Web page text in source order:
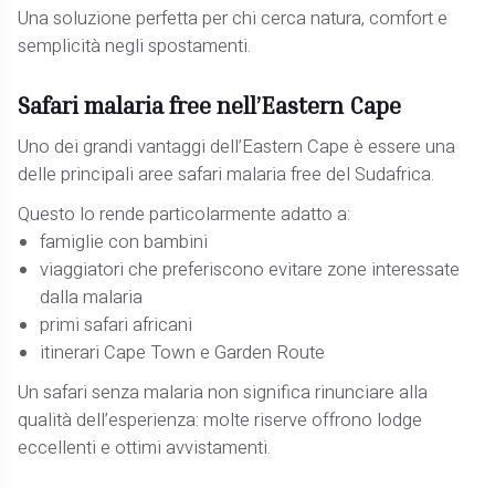
Una soluzione perfetta per chi cerca natura, comfort e
semplicità negli spostamenti.
Safari malaria free nell’Eastern Cape
Uno dei grandi vantaggi dell’Eastern Cape è essere una
delle principali aree safari malaria free del Sudafrica.
Questo lo rende particolarmente adatto a:
famiglie con bambini
viaggiatori che preferiscono evitare zone interessate
dalla malaria
primi safari africani
itinerari Cape Town e Garden Route
Un safari senza malaria non significa rinunciare alla
qualità dell’esperienza: molte riserve offrono lodge
eccellenti e ottimi avvistamenti.